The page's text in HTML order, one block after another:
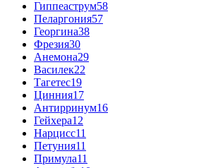
Гиппеаструм58
Пеларгония57
Георгина38
Фрезия30
Анемона29
Василек22
Тагетес19
Цинния17
Антирринум16
Гейхера12
Нарцисс11
Петуния11
Примула11